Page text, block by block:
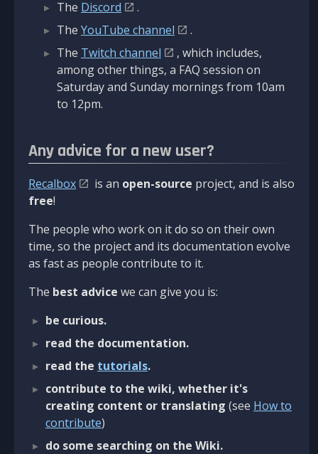
The Discord
.
The YouTube channel
.
The Twitch channel
, which includes,
among other things, a FAQ session on
Saturday and Sunday mornings from 10am
to 12pm.
Any advice for a new user?
Recalbox is an open-source project, and is also
free!
The people who work on it do so on their own
time, so the project and its documentation evolve
as fast as people contribute to it.
The best advice we can give you is:
be curious.
read the documentation.
read the tutorials.
contribute to the wiki, whether it's
creating content or translating (see How to
contribute)
do some searching on the Wiki.